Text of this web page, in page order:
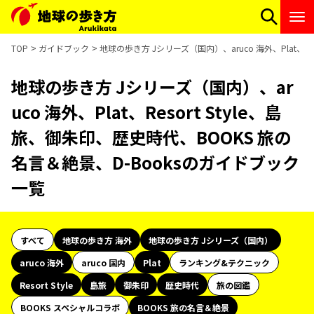
TOP ガイドブック 地球の歩き方 Jシリーズ（国内）、aruco 海外、Plat、
地球の歩き方 Jシリーズ（国内）、ar
uco 海外、Plat、Resort Style、島
旅、御朱印、歴史時代、BOOKS 旅の
名言＆絶景、D-Booksのガイドブック
一覧
すべて 地球の歩き方 海外
地球の歩き方 Jシリーズ（国内）
aruco 海外
aruco 国内 Plat
ランキング&テクニック
Resort Style
島旅 御朱印 歴史時代
旅の図鑑
BOOKS スペシャルコラボ
BOOKS 旅の名言＆絶景